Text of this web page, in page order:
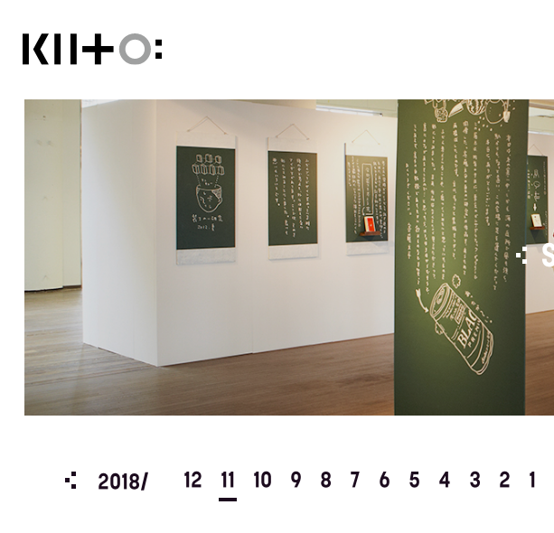
1 2018/ 12 11 10 9 8 7 6 5 4 3 2 1